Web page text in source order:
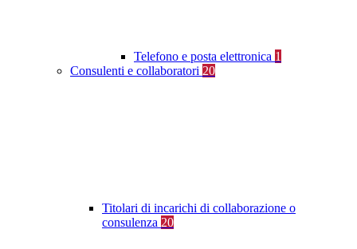
Telefono e posta elettronica 1
Consulenti e collaboratori 20
Titolari di incarichi di collaborazione o
consulenza 20